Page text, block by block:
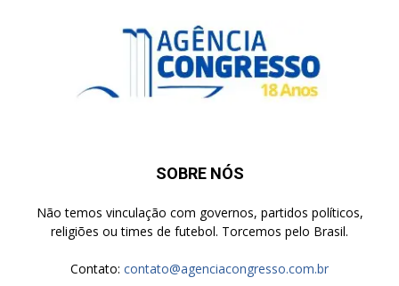
SOBRE NÓS
Não temos vinculação com governos, partidos políticos,
religiões ou times de futebol. Torcemos pelo Brasil.
Contato: contato@agenciacongresso.com.br